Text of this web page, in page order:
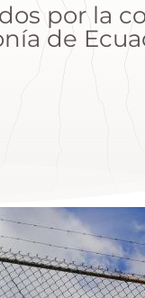
por la
de